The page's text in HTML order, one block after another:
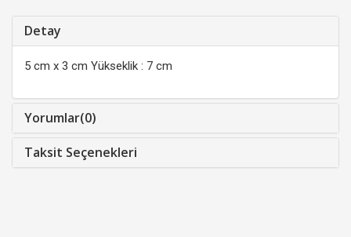
Detay
5 cm x 3 cm Yükseklik : 7 cm
Yorumlar(0)
Taksit Seçenekleri